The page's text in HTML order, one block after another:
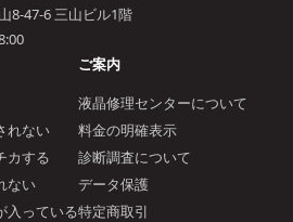
8-47-6 三山ビル1階
れない
カする
ない
入っている
ご案内
液晶修理センターについて
料金の明確表示
診断調査について
データ保護
特定商取引